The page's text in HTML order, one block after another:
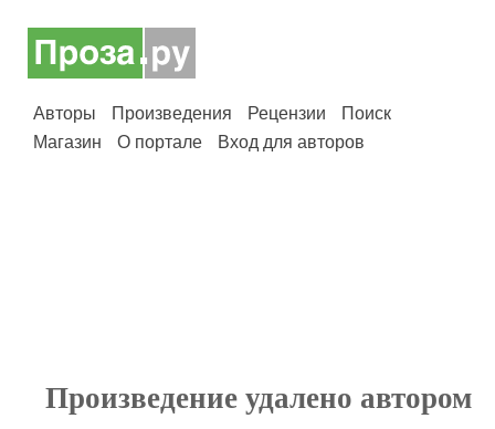
Авторы Произведения Рецензии
Поиск
Магазин
О портале Вход для авторов
Произведение удалено автором